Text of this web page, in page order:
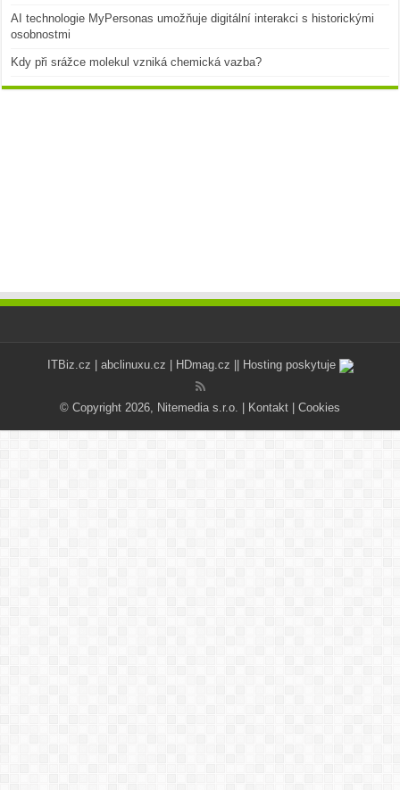
AI technologie MyPersonas umožňuje digitální interakci s historickými
osobnostmi
Kdy při srážce molekul vzniká chemická vazba?
ITBiz.cz abclinuxu.cz HDmag.cz || Hosting poskytuje
© Copyright 2026, Nitemedia s.r.o. | Kontakt Cookies